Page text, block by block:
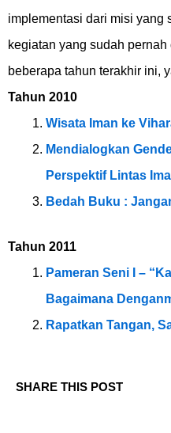
implementasi dari misi yang
kegiatan yang sudah
beberapa tahun terakhir ini,
Tahun 2010
Wisata Iman ke
Mendialogkan
Perspektif Lintas
Bedah Buku :
Tahun 2011
Pameran Seni I –
Bagaimana
Rapatkan Tangan,
SHARE THIS POST